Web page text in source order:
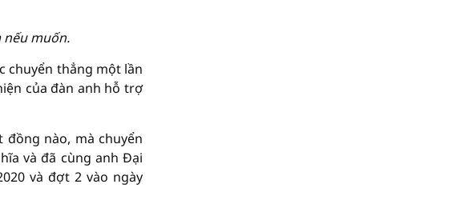
nếu muốn.
chuyển thẳng một lần
của đàn anh hỗ trợ
nào, mà chuyển
và đã cùng anh Đại
và đợt 2 vào ngày